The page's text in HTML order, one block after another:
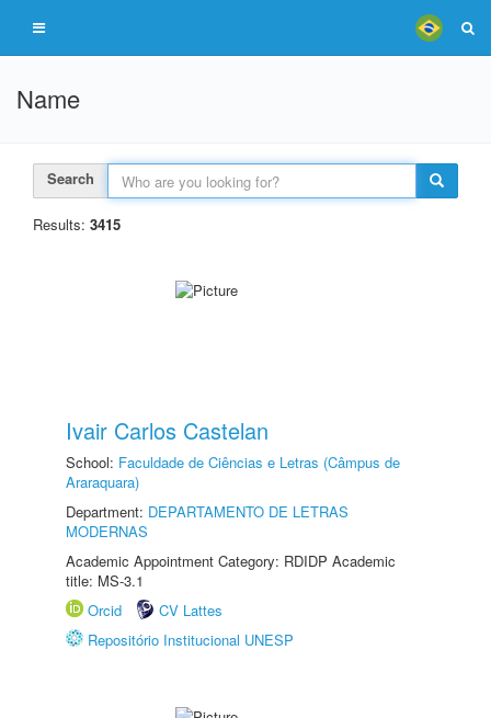
Name
Search
Results: 3415
Ivair Carlos Castelan
School: Faculdade de Ciências e Letras (Câmpus de
Araraquara)
Department: DEPARTAMENTO DE LETRAS
MODERNAS
Academic Appointment Category: RDIDP Academic
title: MS-3.1
Orcid
CV Lattes
Repositório Institucional UNESP